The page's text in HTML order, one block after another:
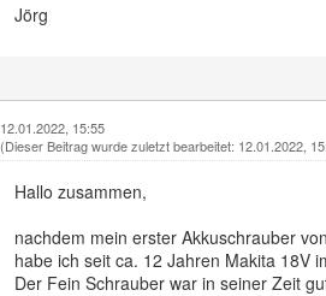
Jörg
12.01.2022, 15:55
(Dieser Beitrag wurde zuletzt bearbeitet: 12.01.2022,
Hallo zusammen,
nachdem mein erster Akkuschrauber
habe ich seit ca. 12 Jahren Makita 18V
Der Fein Schrauber war in seiner Zeit